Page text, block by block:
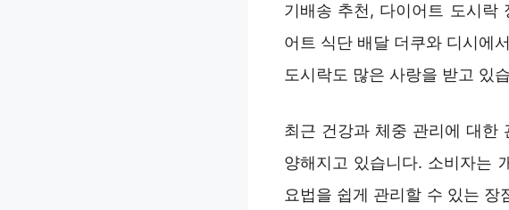
기배송 추천, 다이어트 도시락
어트 식단 배달 더쿠와 디시에
도시락도 많은 사랑을 받고 있
최근 건강과 체중 관리에 대한
양해지고 있습니다. 소비자는
요법을 쉽게 관리할 수 있는 장